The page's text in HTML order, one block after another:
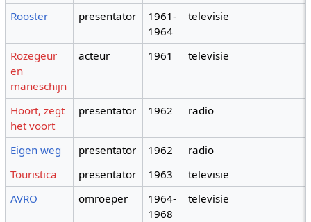
Rooster
presentator
1961-
1964
televisie
Rozegeur
en
maneschijn
acteur 1961 televisie
Hoort, zegt
het voort
presentator 1962 radio
Eigen weg presentator 1962
radio
Touristica
presentator 1963
televisie
AVRO
omroeper
1964-
1968
televisie